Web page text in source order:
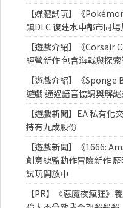
【媒體試玩】《
鎮DLC 復建水中都市同
【遊戲介紹】《Corsair
經營新作 包含海戰與探
【遊戲介紹】《
遊戲 通過語音協調與解
【遊戲新聞】EA 私有化
持有九成股份
【遊戲新聞】《1666:
創意總監動作冒險新作
試玩開放中
【PR】《惡魔夜瘋狂》